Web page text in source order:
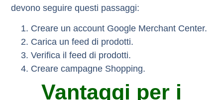
devono seguire questi passaggi:
Creare un account Google Merchant Center.
Carica un feed di prodotti.
Verifica il feed di prodotti.
Creare campagne Shopping.
Vantaggi per i